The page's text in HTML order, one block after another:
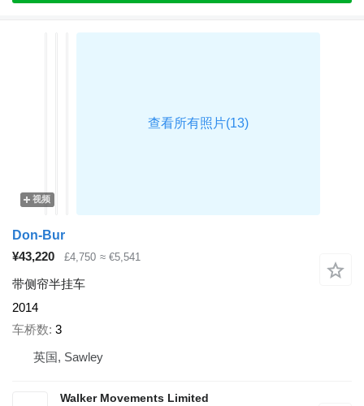
视频
Don-Bur
¥43,220
£4,750 ≈ €5,541
带侧帘半挂车
2014
车桥数 3
英国, Sawley
Walker Movements Limited